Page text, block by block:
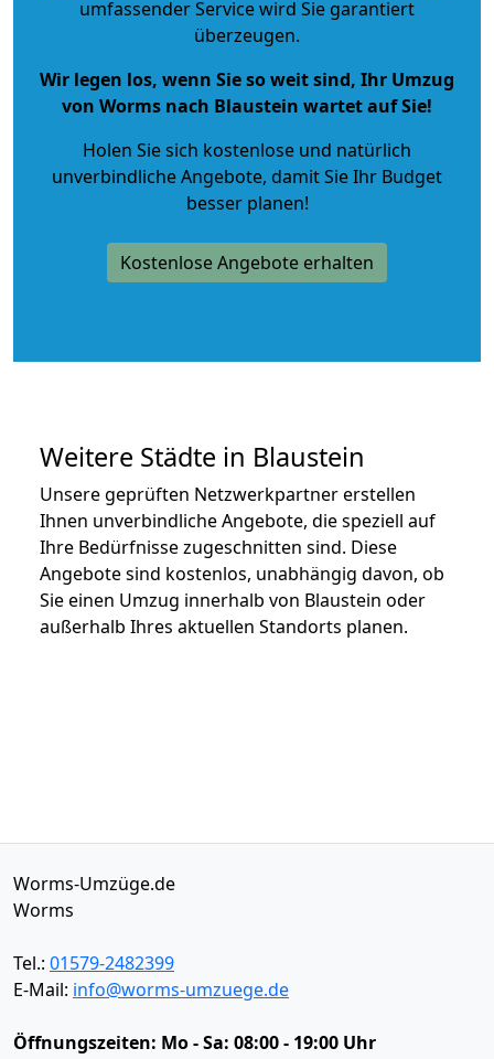
umfassender Service wird Sie garantiert
überzeugen.
Wir legen los, wenn Sie so weit sind, Ihr Umzug
von Worms nach Blaustein wartet auf Sie!
Holen Sie sich kostenlose und natürlich
unverbindliche Angebote, damit Sie Ihr Budget
besser planen!
Kostenlose Angebote erhalten
Weitere Städte in Blaustein
Unsere geprüften Netzwerkpartner erstellen
Ihnen unverbindliche Angebote, die speziell auf
Ihre Bedürfnisse zugeschnitten sind. Diese
Angebote sind kostenlos, unabhängig davon, ob
Sie einen Umzug innerhalb von Blaustein oder
außerhalb Ihres aktuellen Standorts planen.
Worms-Umzüge.de
Worms
Tel.: 01579-2482399
E-Mail: info@worms-umzuege.de
Öffnungszeiten: Mo - Sa: 08:00 - 19:00 Uhr